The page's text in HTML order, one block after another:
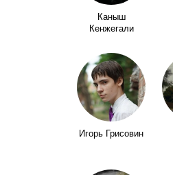
Каныш
Кенжегали
Игорь Грисовин